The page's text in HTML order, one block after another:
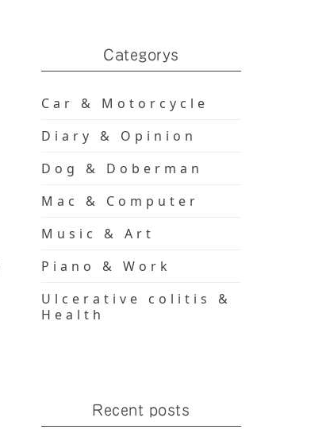
Categorys
Car & Motorcycle
Diary & Opinion
Dog & Doberman
Mac & Computer
Music & Art
Piano & Work
Ulcerative colitis &
Health
Recent posts